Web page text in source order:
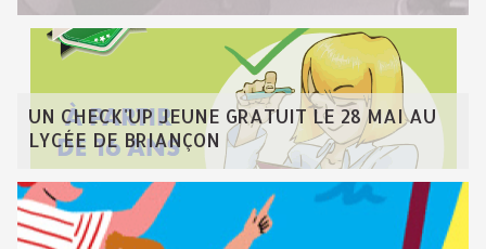
UN CHECK'UP JEUNE GRATUIT LE 28 MAI AU
LYCÉE DE BRIANÇON